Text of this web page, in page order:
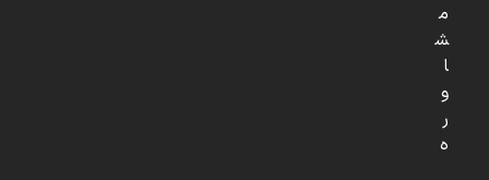
م
ش
ا
و
ر
ه